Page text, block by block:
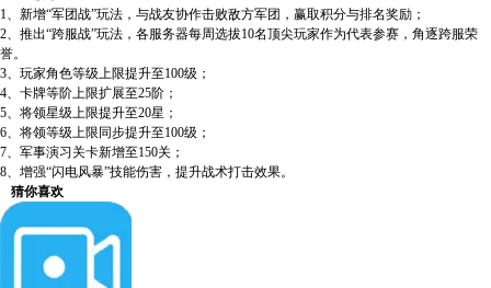
1、新增“军团战”玩法，与战友协作击败敌方军团，赢取积分与排名奖励；
2、推出“跨服战”玩法，各服务器每周选拔10名顶尖玩家作为代表参赛，角逐跨服荣
誉。
3、玩家角色等级上限提升至100级；
4、卡牌等阶上限扩展至25阶；
5、将领星级上限提升至20星；
6、将领等级上限同步提升至100级；
7、军事演习关卡新增至150关；
8、增强“闪电风暴”技能伤害，提升战术打击效果。
猜你喜欢